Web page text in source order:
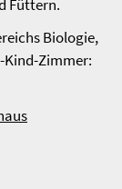
Füttern.
Biologie,
Kind-Zimmer: